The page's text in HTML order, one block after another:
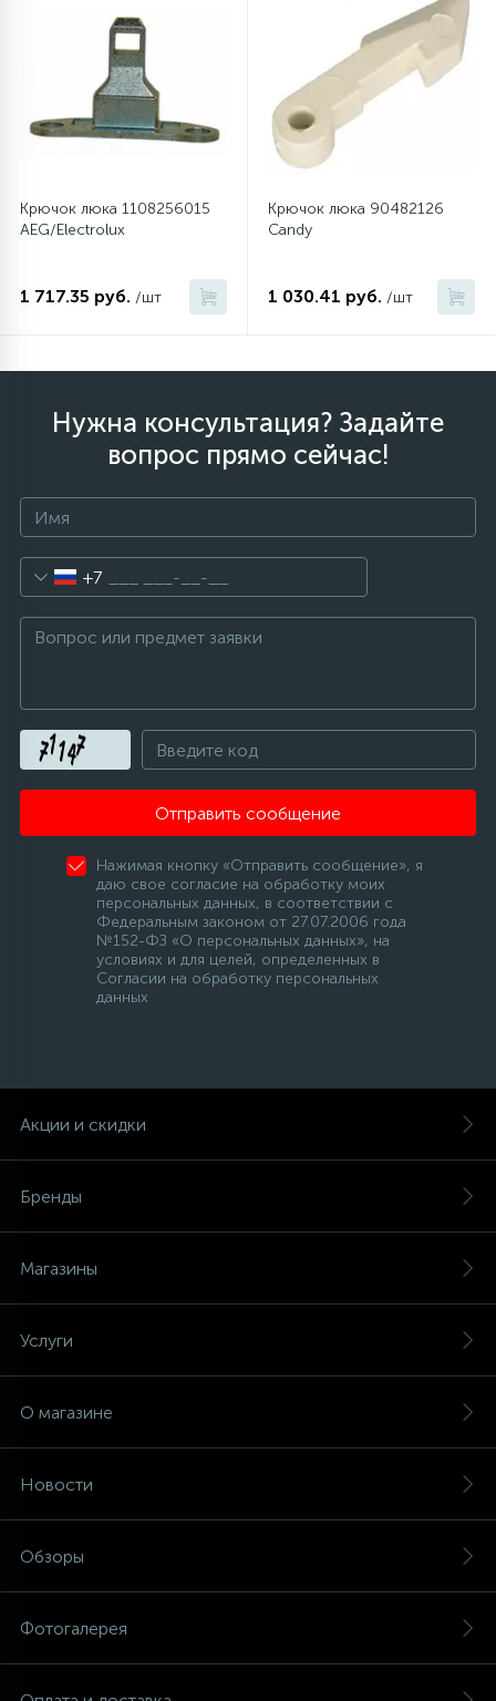
Крючок люка 1108256015
AEG/Electrolux
1 717.35 руб. /шт
Крючок люка 90482126
Candy
1 030.41 руб. /шт
Нужна консультация? Задайте
вопрос прямо сейчас!
+7
Отправить сообщение
Нажимая кнопку «Отправить сообщение», я
даю свое согласие на обработку моих
персональных данных, в соответствии с
Федеральным законом от 27.07.2006 года
№152-ФЗ «О персональных данных», на
условиях и для целей, определенных в
Согласии на обработку персональных
данных
Акции и скидки
Бренды
Магазины
Услуги
О магазине
Новости
Обзоры
Фотогалерея